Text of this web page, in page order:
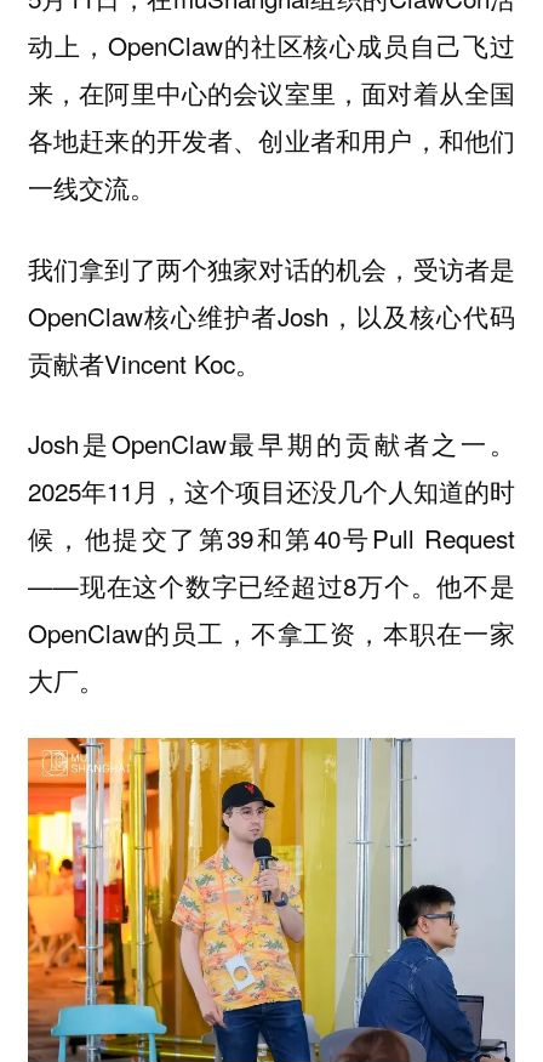
动上，OpenClaw的社区核心成员自己飞过
来，在阿里中心的会议室里，面对着从全国
各地赶来的开发者、创业者和用户，和他们
一线交流。
我们拿到了两个独家对话的机会，受访者是
OpenClaw核心维护者Josh，以及核心代码
贡献者Vincent Koc。
Josh是OpenClaw最早期的贡献者之一。
2025年11月，这个项目还没几个人知道的时
候，他提交了第39和第40号Pull Request
——现在这个数字已经超过8万个。他不是
OpenClaw的员工，不拿工资，本职在一家
大厂。